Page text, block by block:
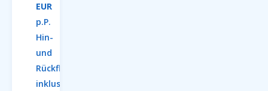
EUR
p.P.
Hin-
und
Rückflug
inklusive